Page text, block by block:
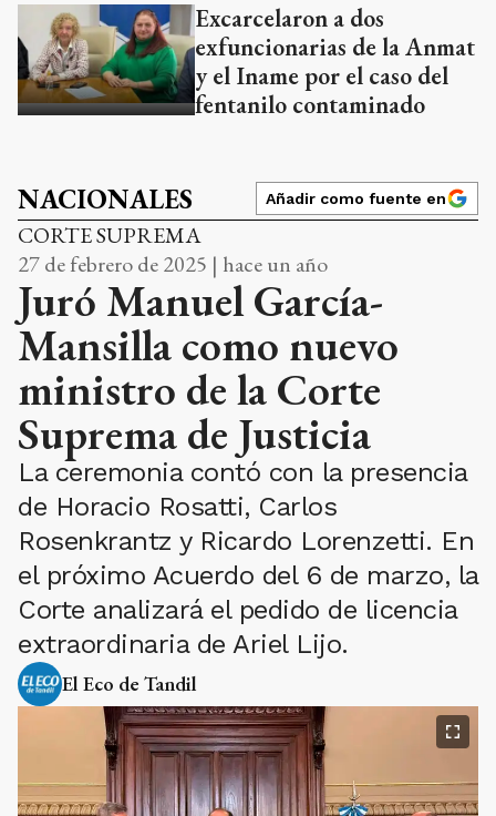
Excarcelaron a dos
exfuncionarias de la Anmat
y el Iname por el caso del
fentanilo contaminado
NACIONALES Añadir como fuente en
CORTE SUPREMA
27 de febrero de 2025 | hace un año
Juró Manuel García-
Mansilla como nuevo
ministro de la Corte
Suprema de Justicia
La ceremonia contó con la presencia
de Horacio Rosatti, Carlos
Rosenkrantz y Ricardo Lorenzetti. En
el próximo Acuerdo del 6 de marzo, la
Corte analizará el pedido de licencia
extraordinaria de Ariel Lijo.
El Eco de Tandil